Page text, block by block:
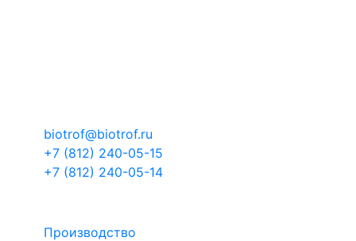
biotrof@biotrof.ru
+7 (812) 240-05-15
+7 (812) 240-05-14
Производство